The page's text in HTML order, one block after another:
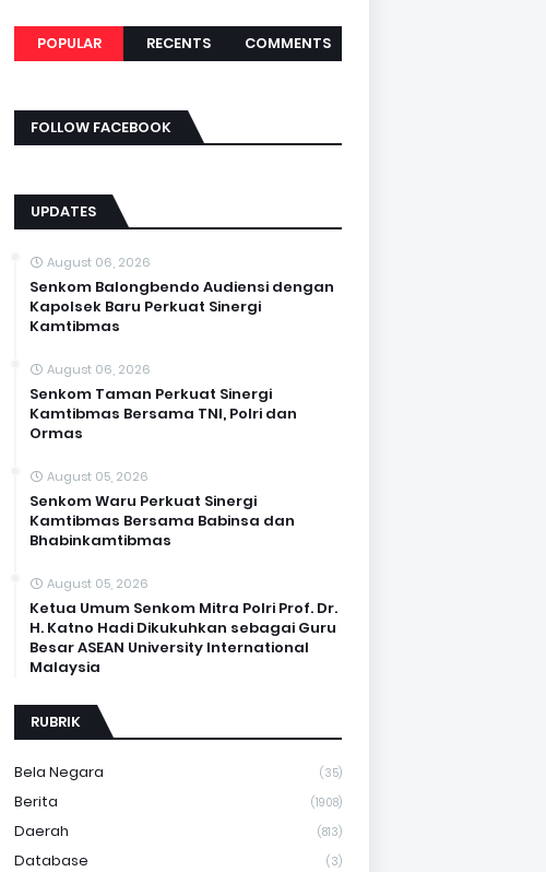
POPULAR RECENTS COMMENTS
FOLLOW FACEBOOK
UPDATES
August 06, 2026
Senkom Balongbendo Audiensi dengan
Kapolsek Baru Perkuat Sinergi
Kamtibmas
August 06, 2026
Senkom Taman Perkuat Sinergi
Kamtibmas Bersama TNI, Polri dan
Ormas
August 05, 2026
Senkom Waru Perkuat Sinergi
Kamtibmas Bersama Babinsa dan
Bhabinkamtibmas
August 05, 2026
Ketua Umum Senkom Mitra Polri Prof. Dr.
H. Katno Hadi Dikukuhkan sebagai Guru
Besar ASEAN University International
Malaysia
RUBRIK
Bela Negara (35)
Berita (1908)
Daerah (813)
Database (3)